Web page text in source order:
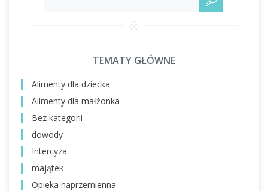
TEMATY GŁÓWNE
Alimenty dla dziecka
Alimenty dla małżonka
Bez kategorii
dowody
Intercyza
majątek
Opieka naprzemienna